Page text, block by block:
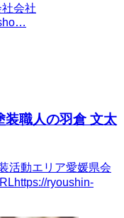
会社
装職人の羽倉 文太
活動エリア愛媛県会
ryoushin-